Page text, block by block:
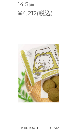
14.5㎝
¥4,212(税込)